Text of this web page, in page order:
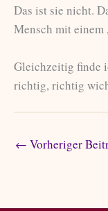
Das ist sie nicht.
Mensch mit einem
Gleichzeitig finde
richtig, richtig
← Vorheriger